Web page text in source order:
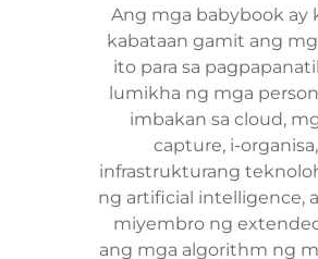
Ang mga babybook ay
kabataan gamit ang
ito para sa
lumikha ng mga
imbakan sa cloud,
capture, i-
infrastrukturang
ng artificial intelligence,
miyembro ng
ang mga algorithm ng